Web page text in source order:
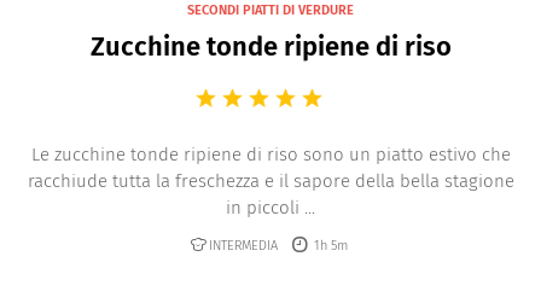
SECONDI PIATTI DI VERDURE
Zucchine tonde ripiene di riso
Le zucchine tonde ripiene di riso sono un piatto estivo che
racchiude tutta la freschezza e il sapore della bella stagione
in piccoli ...
INTERMEDIA 1h 5m